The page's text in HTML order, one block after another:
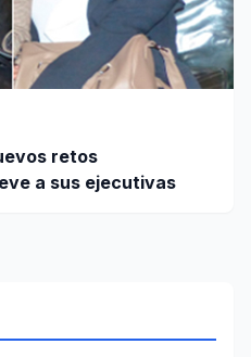
retos
a sus ejecutivas